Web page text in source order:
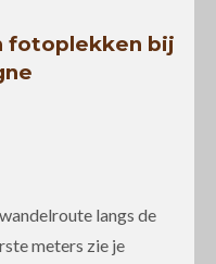
fotoplekken bij
langs de
meters zie je